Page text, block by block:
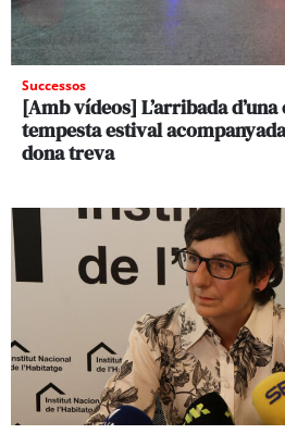
Successos
[Amb vídeos] L’arribada
tempesta estival
dona treva